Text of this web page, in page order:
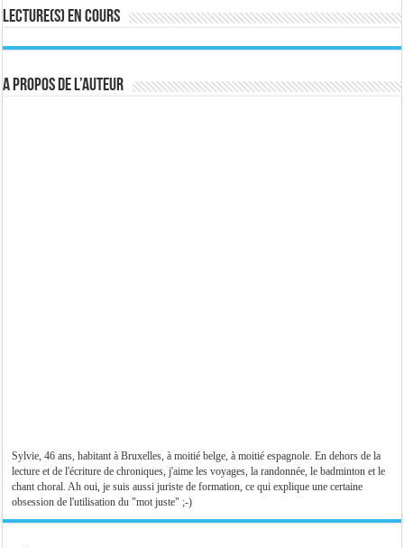
Lecture(s) en cours
A propos de l’auteur
Sylvie, 46 ans, habitant à Bruxelles, à moitié belge, à moitié espagnole. En dehors de la
lecture et de l'écriture de chroniques, j'aime les voyages, la randonnée, le badminton et le
chant choral. Ah oui, je suis aussi juriste de formation, ce qui explique une certaine
obsession de l'utilisation du "mot juste" ;-)